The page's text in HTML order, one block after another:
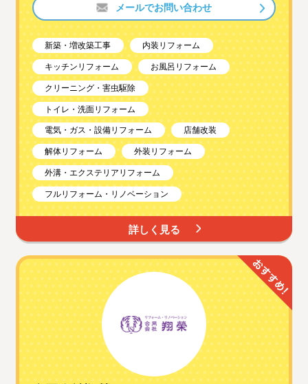
メールでお問い合わせ
新築・増改築工事 内装リフォーム
キッチンリフォーム お風呂リフォーム
クリーニング・害虫駆除
トイレ・洗面リフォーム
電気・ガス・設備リフォーム 店舗改装
解体リフォーム 外装リフォーム
外溝・エクステリアリフォーム
フルリフォーム・リノベーション
詳しく見る